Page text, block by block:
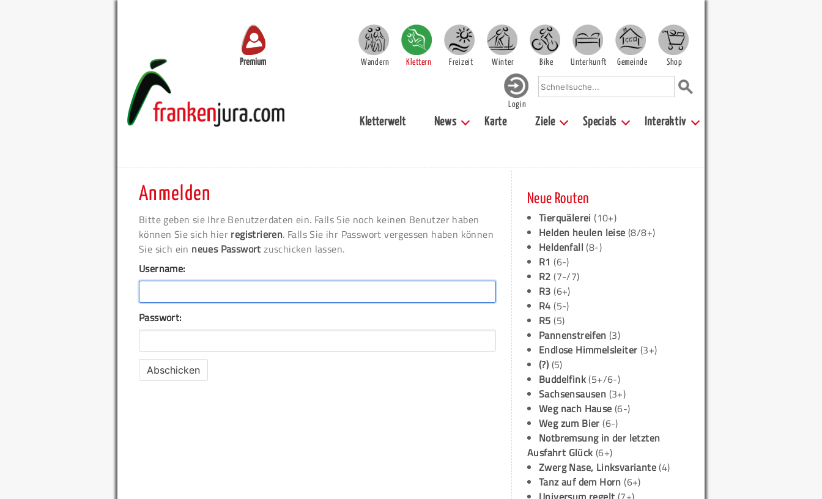
Premium Wandern Klettern Freizeit Winter Bike Unterkunft Gemeinde Shop
Login
Kletterwelt News Karte Ziele Specials Interaktiv
Anmelden
Bitte geben sie Ihre Benutzerdaten ein. Falls Sie noch keinen Benutzer haben
können Sie sich hier registrieren. Falls Sie ihr Passwort vergessen haben können
Sie sich ein neues Passwort zuschicken lassen.
Username:
Passwort:
Neue Routen
Tierquälerei (10+)
Helden heulen leise(8/8+)
Heldenfall(8-)
R1 (6-)
R2 (7-/7)
R3 (6+)
R4 (5-)
R5 (5)
Pannenstreifen (3)
Endlose Himmelsleiter (3+)
(?) (5)
Buddelfink(5+/6-)
Sachsensausen (3+)
Weg nach Hause (6-)
Weg zum Bier (6-)
Notbremsung in der letzten
Ausfahrt Glück (6+)
Zwerg Nase, Linksvariante(4)
Tanz auf dem Horn (6+)